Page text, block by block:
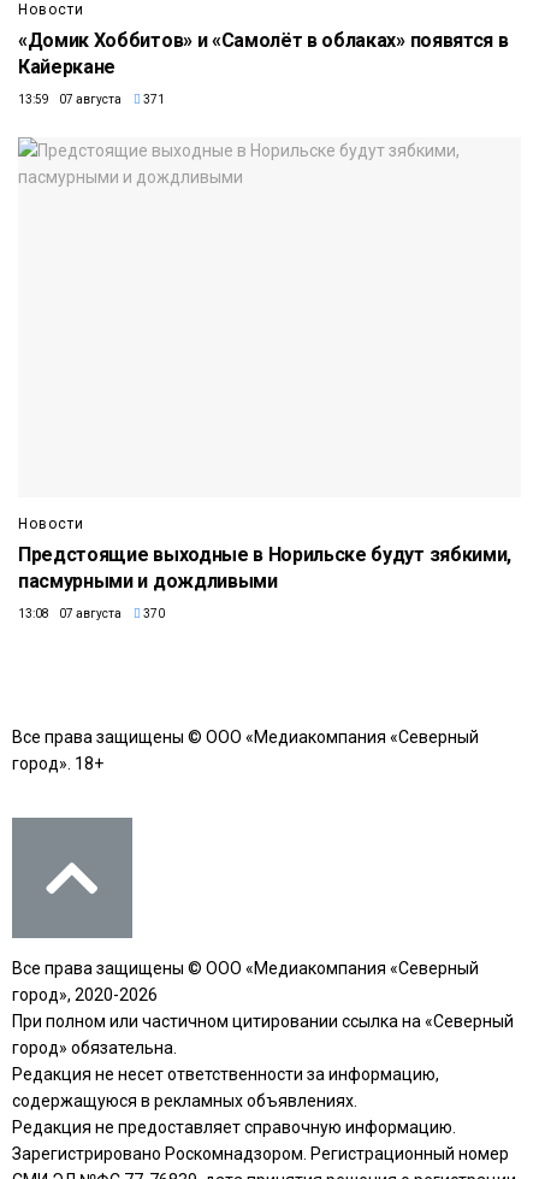
Новости
«Домик Хоббитов» и «Самолёт в облаках» появятся в
Кайеркане
13:59 07 августа 371
Новости
Предстоящие выходные в Норильске будут зябкими,
пасмурными и дождливыми
13:08 07 августа 370
Все права защищены © ООО «Медиакомпания «Северный
город». 18+
Все права защищены © ООО «Медиакомпания «Северный
город», 2020-2026
При полном или частичном цитировании ссылка на «Северный
город» обязательна.
Редакция не несет ответственности за информацию,
содержащуюся в рекламных объявлениях.
Редакция не предоставляет справочную информацию.
Зарегистрировано Роскомнадзором. Регистрационный номер